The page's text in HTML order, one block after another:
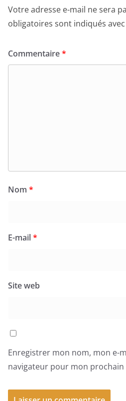
Votre adresse e-mail ne sera
obligatoires sont indiqués avec
Commentaire*
Nom *
E-mail*
Site web
Enregistrer mon nom, mon e-
navigateur pour mon